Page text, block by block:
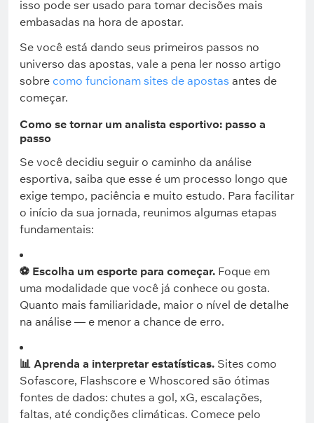
isso pode ser usado para tomar decisões mais
embasadas na hora de apostar.
Se você está dando seus primeiros passos no
universo das apostas, vale a pena ler nosso artigo
sobre como funcionam sites de apostas antes de
começar.
Como se tornar um analista esportivo: passo a
passo
Se você decidiu seguir o caminho da análise
esportiva, saiba que esse é um processo longo que
exige tempo, paciência e muito estudo. Para facilitar
o início da sua jornada, reunimos algumas etapas
fundamentais:
⚽ Escolha um esporte para começar. Foque em
uma modalidade que você já conhece ou gosta.
Quanto mais familiaridade, maior o nível de detalhe
na análise — e menor a chance de erro.
📊 Aprenda a interpretar estatísticas. Sites como
Sofascore, Flashscore e Whoscored são ótimas
fontes de dados: chutes a gol, xG, escalações,
faltas, até condições climáticas. Comece pelo